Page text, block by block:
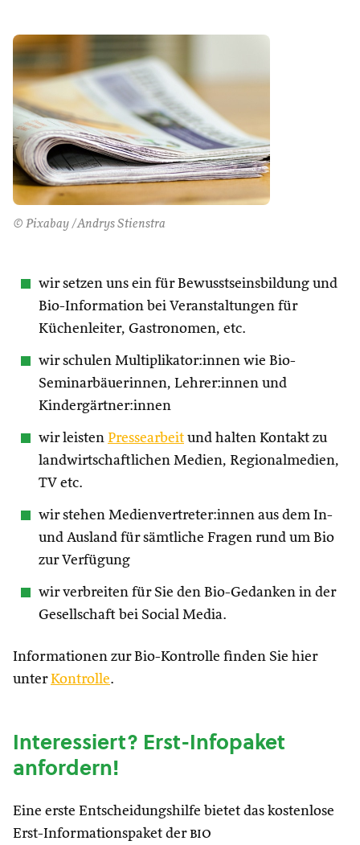
© Pixabay /Andrys Stienstra
wir setzen uns ein für Bewusstseinsbildung und
Bio-Information bei Veranstaltungen für
Küchenleiter, Gastronomen, etc.
wir schulen Multiplikator:innen wie Bio-
Seminarbäuerinnen, Lehrer:innen und
Kindergärtner:innen
wir leisten Pressearbeit und halten Kontakt zu
landwirtschaftlichen Medien, Regionalmedien,
TV etc.
wir stehen Medienvertreter:innen aus dem In-
und Ausland für sämtliche Fragen rund um Bio
zur Verfügung
wir verbreiten für Sie den Bio-Gedanken in der
Gesellschaft bei Social Media.
Informationen zur Bio-Kontrolle finden Sie hier
unterKontrolle.
Interessiert? Erst-Infopaket
anfordern!
Eine erste Entscheidungshilfe bietet das kostenlose
Erst-Informationspaket der bio